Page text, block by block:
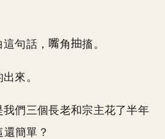
句話， 角 搐。
來。
我們三個長老和宗主花了半年
簡單？